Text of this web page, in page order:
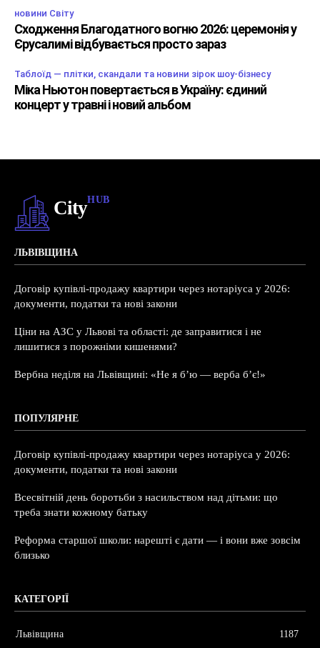
новини Світу
Сходження Благодатного вогню 2026: церемонія у
Єрусалимі відбувається просто зараз
Таблоїд — плітки, скандали та новини зірок шоу-бізнесу
Міка Ньютон повертається в Україну: єдиний
концерт у травні і новий альбом
CityHUB
ЛЬВІВЩИНА
Договір купівлі-продажу квартири через нотаріуса у 2026:
документи, податки та нові закони
Ціни на АЗС у Львові та області: де заправитися і не
лишитися з порожніми кишенями?
Вербна неділя на Львівщині: «Не я б’ю — верба б’є!»
ПОПУЛЯРНЕ
Договір купівлі-продажу квартири через нотаріуса у 2026:
документи, податки та нові закони
Всесвітній день боротьби з насильством над дітьми: що
треба знати кожному батьку
Реформа старшої школи: нарешті є дати — і вони вже зовсім
близько
КАТЕГОРІЇ
Львівщина 1187